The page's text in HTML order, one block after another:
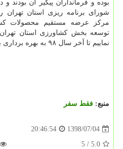
شورای برنامه ریزی استان تهران
مركز عرضه مستقیم محصولات
توسعه بخش كشاورزی استان
نماییم تا آخر سال ۹۸ به بهره برداری برسد.
منبع: فقط سفر
1398/07/04
20:46:54
5.0
/ 5